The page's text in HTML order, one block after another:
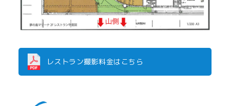
レストラン撮影料金はこちら